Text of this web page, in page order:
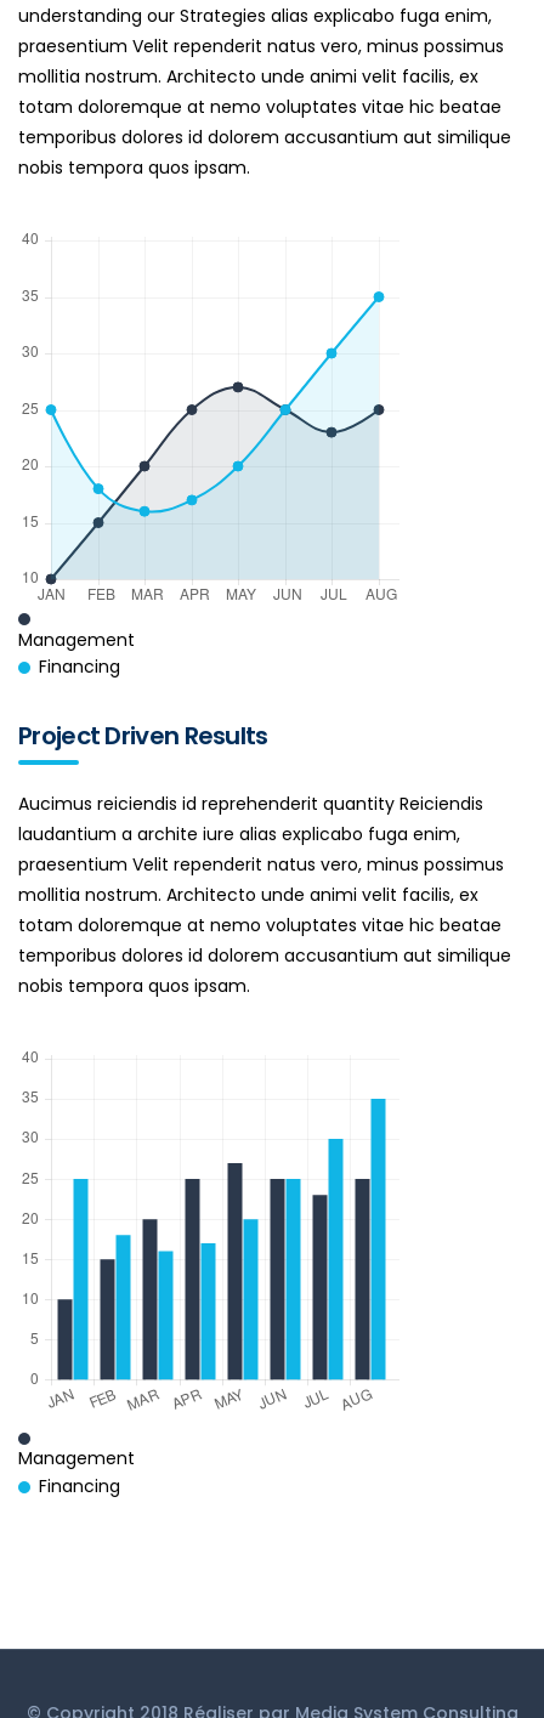
understanding our Strategies alias explicabo fuga enim,
praesentium Velit rependerit natus vero, minus possimus
mollitia nostrum. Architecto unde animi velit facilis, ex
totam doloremque at nemo voluptates vitae hic beatae
temporibus dolores id dolorem accusantium aut similique
nobis tempora quos ipsam.
Management
Financing
Project Driven Results
Aucimus reiciendis id reprehenderit quantity Reiciendis
laudantium a archite iure alias explicabo fuga enim,
praesentium Velit rependerit natus vero, minus possimus
mollitia nostrum. Architecto unde animi velit facilis, ex
totam doloremque at nemo voluptates vitae hic beatae
temporibus dolores id dolorem accusantium aut similique
nobis tempora quos ipsam.
Management
Financing
© Copyright 2018 Réaliser par Media System Consulting